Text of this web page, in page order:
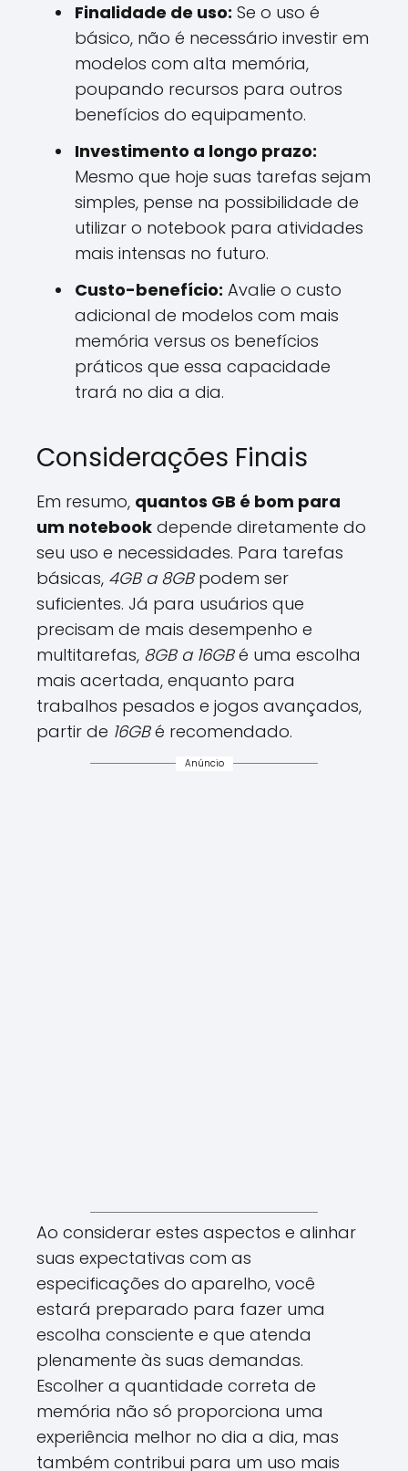
Finalidade de uso: Se o uso é
básico, não é necessário investir em
modelos com alta memória,
poupando recursos para outros
benefícios do equipamento.
Investimento a longo prazo:
Mesmo que hoje suas tarefas sejam
simples, pense na possibilidade de
utilizar o notebook para atividades
mais intensas no futuro.
Custo-benefício: Avalie o custo
adicional de modelos com mais
memória versus os benefícios
práticos que essa capacidade
trará no dia a dia.
Considerações Finais
Em resumo, quantos GB é bom para
um notebook depende diretamente do
seu uso e necessidades. Para tarefas
básicas, 4GB a 8GBpodem ser
suficientes. Já para usuários que
precisam de mais desempenho e
multitarefas, 8GB a 16GBé uma escolha
mais acertada, enquanto para
trabalhos pesados e jogos avançados,
partir de 16GBé recomendado.
Anúncio
Ao considerar estes aspectos e alinhar
suas expectativas com as
especificações do aparelho, você
estará preparado para fazer uma
escolha consciente e que atenda
plenamente às suas demandas.
Escolher a quantidade correta de
memória não só proporciona uma
experiência melhor no dia a dia, mas
também contribui para um uso mais